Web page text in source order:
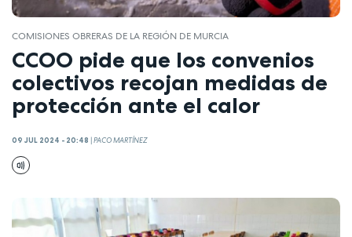
COMISIONES OBRERAS DE LA REGIÓN DE MURCIA
CCOO pide que los convenios
colectivos recojan medidas de
protección ante el calor
09 JUL 2024 - 20:48 |PACO MARTÍNEZ